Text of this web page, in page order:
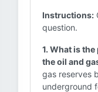
Instructions:
question.
1. What is
the oil and
gas reserves
underground